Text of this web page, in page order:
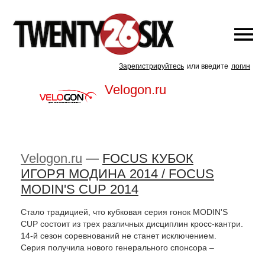
Зарегистрируйтесь или введите логин
Velogon.ru
Velogon.ru — FOCUS КУБОК
ИГОРЯ МОДИНА 2014 / FOCUS
MODIN'S CUP 2014
Стало традицией, что кубковая серия гонок MODIN'S
CUP состоит из трех различных дисциплин кросс-кантри.
14-й сезон соревнований не станет исключением.
Серия получила нового генерального спонсора –